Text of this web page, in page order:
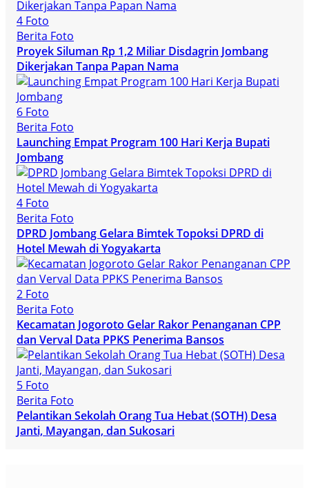
4 Foto
Berita Foto
Proyek Siluman Rp 1,2 Miliar Disdagrin Jombang
Dikerjakan Tanpa Papan Nama
6 Foto
Berita Foto
Launching Empat Program 100 Hari Kerja Bupati
Jombang
4 Foto
Berita Foto
DPRD Jombang Gelara Bimtek Topoksi DPRD di
Hotel Mewah di Yogyakarta
2 Foto
Berita Foto
Kecamatan Jogoroto Gelar Rakor Penanganan CPP
dan Verval Data PPKS Penerima Bansos
5 Foto
Berita Foto
Pelantikan Sekolah Orang Tua Hebat (SOTH) Desa
Janti, Mayangan, dan Sukosari